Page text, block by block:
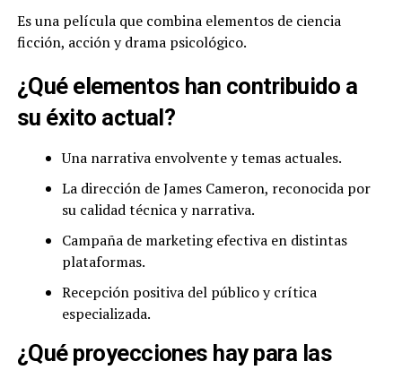
Es una película que combina elementos de ciencia
ficción, acción y drama psicológico.
¿Qué elementos han contribuido a
su éxito actual?
Una narrativa envolvente y temas actuales.
La dirección de James Cameron, reconocida por
su calidad técnica y narrativa.
Campaña de marketing efectiva en distintas
plataformas.
Recepción positiva del público y crítica
especializada.
¿Qué proyecciones hay para las